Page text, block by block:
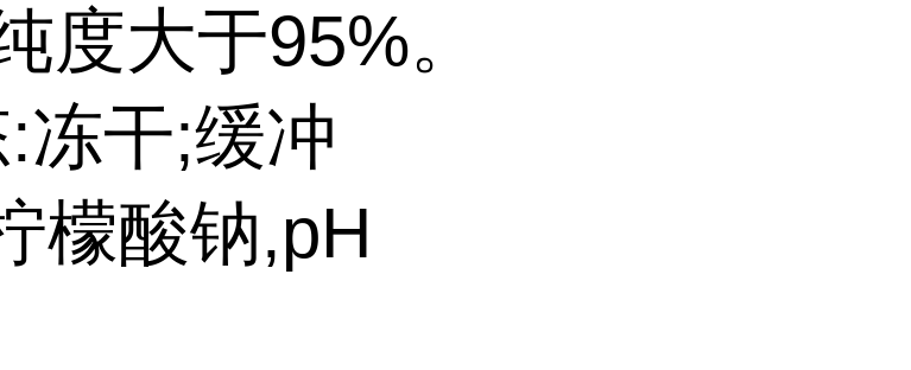
度大于95%。
冻干;缓冲
檬酸钠,pH